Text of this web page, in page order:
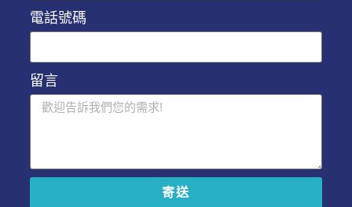
電話號碼
留言
寄送